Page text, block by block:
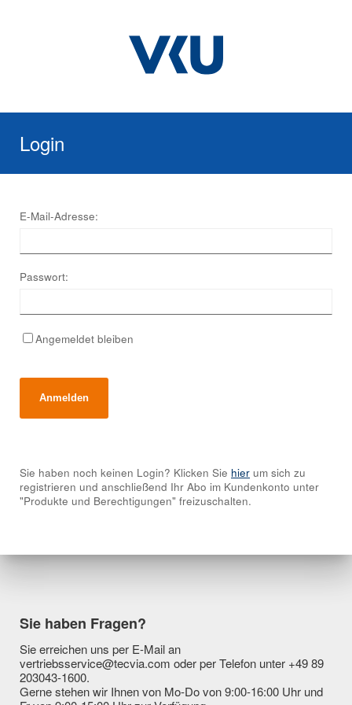
Login
E-Mail-Adresse:
Passwort:
Angemeldet bleiben
Sie haben noch keinen Login? Klicken Sie hier um sich zu
registrieren und anschließend Ihr Abo im Kundenkonto unter
"Produkte und Berechtigungen" freizuschalten.
Sie haben Fragen?
Sie erreichen uns per E-Mail an
vertriebsservice@tecvia.com oder per Telefon unter +49 89
203043-1600.
Gerne stehen wir Ihnen von Mo-Do von 9:00-16:00 Uhr und